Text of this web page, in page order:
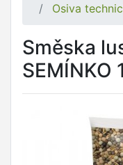
Osiva
Směska
SEMÍNKO